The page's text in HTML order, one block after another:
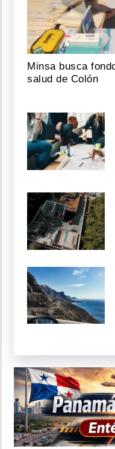
Minsa busca
salud de Colón